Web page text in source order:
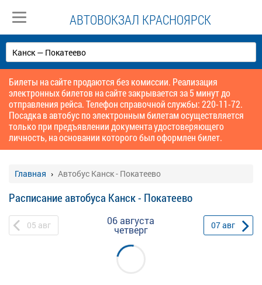
АВТОВОКЗАЛ КРАСНОЯРСК
Билеты на сайте продаются без комиссии. Реализация
электронных билетов на сайте закрывается за 5 минут до
отправления рейса. Телефон справочной службы: 220-11-72.
Посадка в автобус по электронным билетам осуществляется
только при предъявлении документа удостоверяющего
личность, на основании которого был оформлен билет.
Главная Автобус Канск - Покатеево
Расписание автобуса Канск - Покатеево
05 авг 06 августа
четверг 07авг